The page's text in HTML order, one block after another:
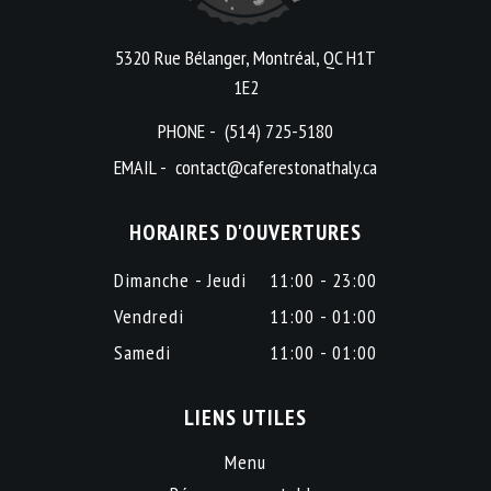
5320 Rue Bélanger, Montréal, QC H1T
1E2
PHONE - (514) 725-5180
EMAIL - contact@caferestonathaly.ca
HORAIRES D'OUVERTURES
Dimanche - Jeudi
11:00 - 23:00
Vendredi
11:00 - 01:00
Samedi
11:00 - 01:00
LIENS UTILES
Menu